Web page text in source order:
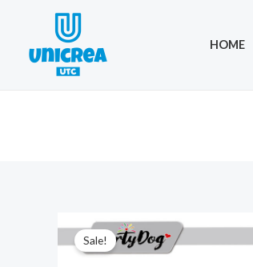
content
HOME
Sale!